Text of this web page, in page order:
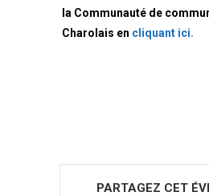
la Communauté de
Charolais en cliquant ici.
PARTAGEZ CET